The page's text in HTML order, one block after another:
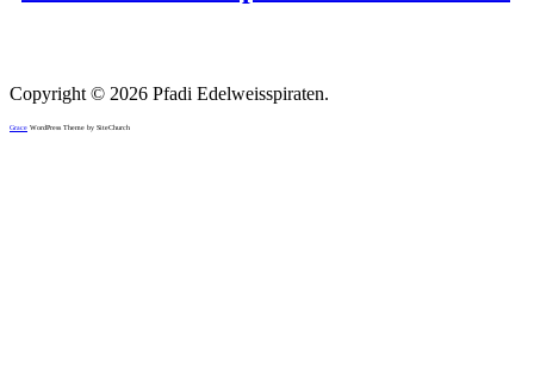
Copyright © 2026 Pfadi Edelweisspiraten.
Grace WordPress Theme by SiteChurch